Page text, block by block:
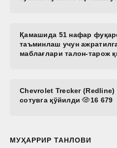
Қамашида 51 нафар
таъминлаш учун
маблағлари талон-тарож
Chevrolet Trecker (Redline)
сотувга қўйилди
16 679
МУҲАРРИР ТАНЛОВИ